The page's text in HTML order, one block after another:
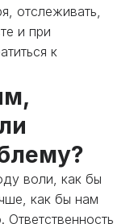
отслеживать,
и при
к
воли, как бы
как бы нам